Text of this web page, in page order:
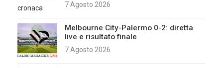
7 Agosto 2026
Melbourne City-Palermo 0-2: diretta
live e risultato finale
7 Agosto 2026